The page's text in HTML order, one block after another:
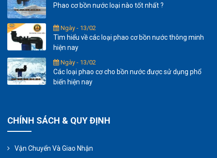
Phao cơ bồn nước loại nào tốt nhất ?
Ngày - 13/02
Tìm hiểu về các loại phao cơ bồn nước thông minh
hiện nay
Ngày - 13/02
Các loại phao cơ cho bồn nước được sử dụng phổ
biến hiện nay
CHÍNH SÁCH & QUY ĐỊNH
Vận Chuyển Và Giao Nhận